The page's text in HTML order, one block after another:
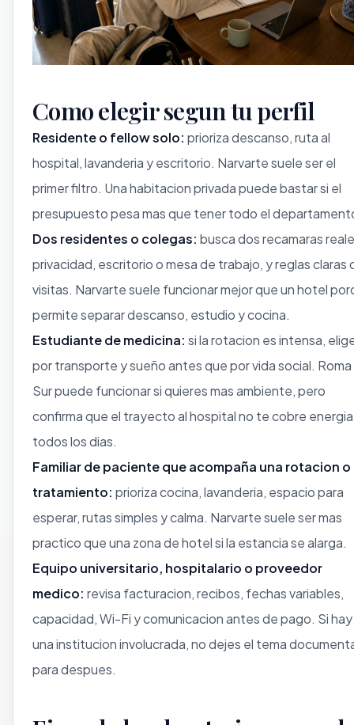
Como elegir segun tu perfil
Residente o fellow solo: prioriza descanso, ruta al
hospital, lavanderia y escritorio. Narvarte suele ser el
primer filtro. Una habitacion privada puede bastar si el
presupuesto pesa mas que tener todo el
Dos residentes o colegas: busca dos recamaras
privacidad, escritorio o mesa de trabajo, y reglas claras
visitas. Narvarte suele funcionar mejor que un hotel
permite separar descanso, estudio y cocina.
Estudiante de medicina: si la rotacion es intensa,
por transporte y sueño antes que por vida social. Roma
Sur puede funcionar si quieres mas ambiente, pero
confirma que el trayecto al hospital no te cobre energia
todos los dias.
Familiar de paciente que acompaña una rotacion o
tratamiento: prioriza cocina, lavanderia, espacio para
esperar, rutas simples y calma. Narvarte suele ser mas
practico que una zona de hotel si la estancia se alarga.
Equipo universitario, hospitalario o proveedor
medico: revisa facturacion, recibos, fechas variables,
capacidad, Wi-Fi y comunicacion antes de pago. Si hay
una institucion involucrada, no dejes el tema
para despues.